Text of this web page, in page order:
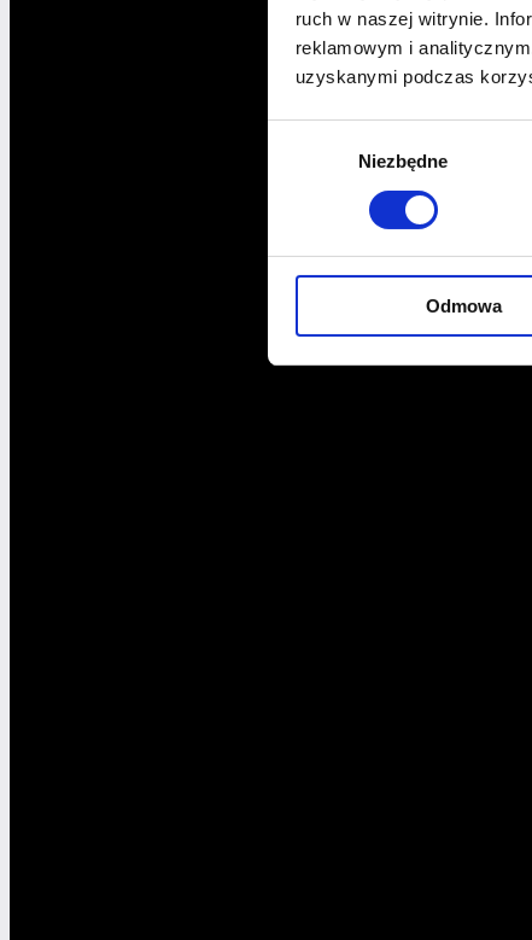
ruch w naszej witrynie.
reklamowym i
uzyskanymi podczas
Niezbędne
Odmowa